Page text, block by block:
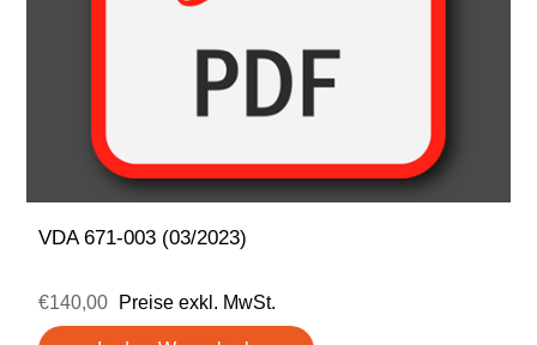
VDA 671-003 (03/2023)
€140,00 Preise exkl. MwSt.